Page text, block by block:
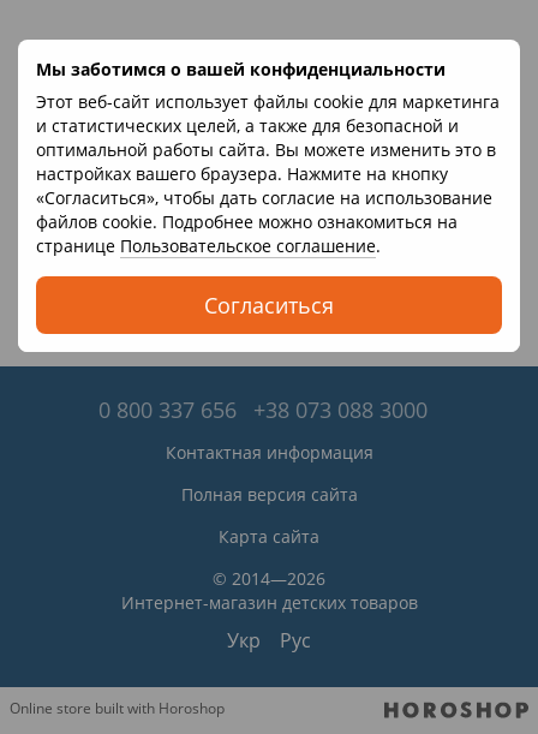
Мы заботимся о вашей конфиденциальности
Этот веб-сайт использует файлы cookie для маркетинга
и статистических целей, а также для безопасной и
оптимальной работы сайта. Вы можете изменить это в
настройках вашего браузера. Нажмите на кнопку
«Согласиться», чтобы дать согласие на использование
файлов cookie. Подробнее можно ознакомиться на
странице Пользовательское соглашение.
Согласиться
0 800 337 656 +38 073 088 3000
Контактная информация
Полная версия сайта
Карта сайта
© 2014—2026
Интернет-магазин детских товаров
Укр Рус
Online store built with Horoshop